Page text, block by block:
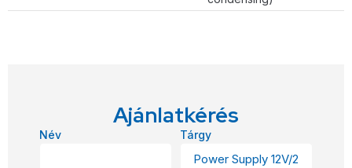
Ajánlatkérés
Név Tárgy